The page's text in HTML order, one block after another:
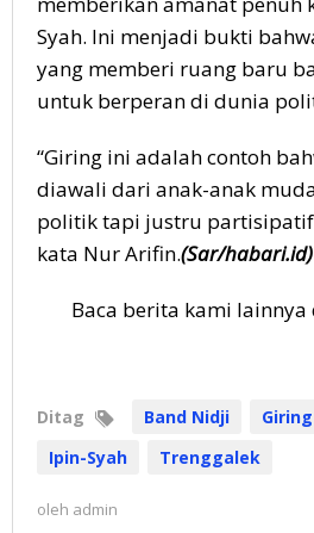
Syah. Ini menjadi bukti
yang memberi ruang baru
untuk berperan di dunia
“Giring ini adalah contoh
diawali dari anak-anak
politik tapi justru
kata Nur Arifin.(Sar/habari.id)
Baca berita kami lainnya
Ditag Band Nidji
Ipin-Syah
Trenggalek
oleh admin